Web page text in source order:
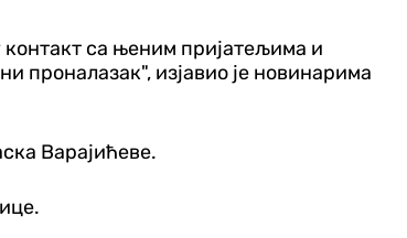
контакт са њеним пријатељима и
проналазак", изјавио је новинарима
Варајићеве.